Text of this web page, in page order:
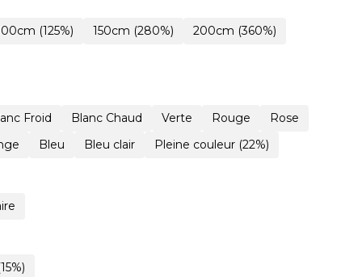
(125%) 150cm (280%)
200cm (360%)
Froid Blanc Chaud Verte Rouge
Rose
Bleu Bleu clair Pleine couleur (22%)